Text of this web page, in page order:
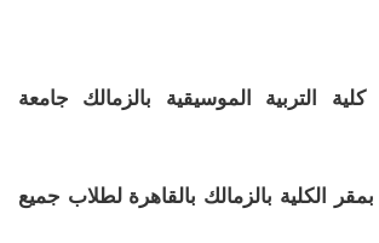
التربية الموسيقية بالزمالك جامعة
الكلية بالزمالك بالقاهرة لطلاب جميع